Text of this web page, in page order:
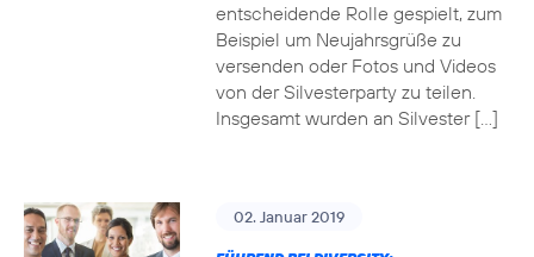
entscheidende Rolle gespielt, zum
Beispiel um Neujahrsgrüße zu
versenden oder Fotos und Videos
von der Silvesterparty zu teilen.
Insgesamt wurden an Silvester […]
02. Januar 2019